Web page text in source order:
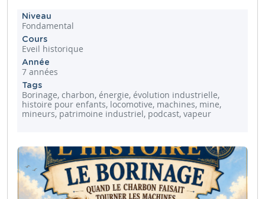
Niveau
Fondamental
Cours
Eveil historique
Année
7 années
Tags
Borinage, charbon, énergie, évolution industrielle,
histoire pour enfants, locomotive, machines, mine,
mineurs, patrimoine industriel, podcast, vapeur